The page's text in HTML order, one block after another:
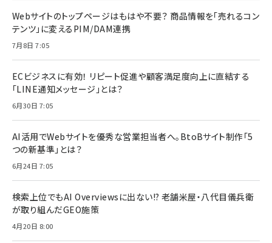
Webサイトのトップページはもはや不要？ 商品情報を「売れるコン
テンツ」に変えるPIM/DAM連携
7月8日 7:05
ECビジネスに有効！ リピート促進や顧客満足度向上に直結する
「LINE通知メッセージ」とは？
6月30日 7:05
AI活用でWebサイトを優秀な営業担当者へ。BtoBサイト制作「5
つの新基準」とは？
6月24日 7:05
検索上位でもAI Overviewsに出ない!? 老舗米屋・八代目儀兵衛
が取り組んだGEO施策
4月20日 8:00